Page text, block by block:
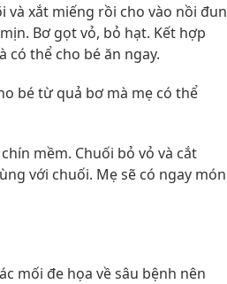
và xắt miếng rồi cho vào nồi đun
Bơ gọt vỏ, bỏ hạt. Kết hợp
có thể cho bé ăn ngay.
bé từ quả bơ mà mẹ có thể
mềm. Chuối bỏ vỏ và cắt
với chuối. Mẹ sẽ có ngay món
mối đe họa về sâu bệnh nên